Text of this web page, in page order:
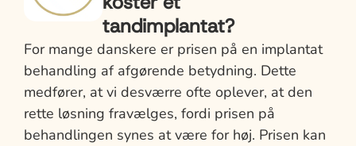
tandimplantat?
For mange danskere er prisen på en implantat
behandling af afgørende betydning. Dette
medfører, at vi desværre ofte oplever, at den
rette løsning fravælges, fordi prisen på
behandlingen synes at være for høj. Prisen kan